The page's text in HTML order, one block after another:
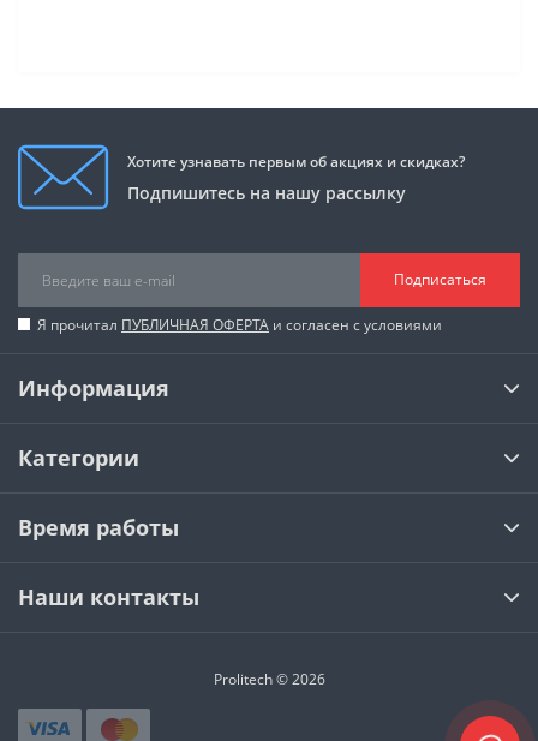
Хотите узнавать первым об акциях и скидках?
Подпишитесь на нашу рассылку
Подписаться
Я прочитал ПУБЛИЧНАЯ ОФЕРТА и согласен с условиями
Информация
Категории
Время работы
Наши контакты
Prolitech © 2026